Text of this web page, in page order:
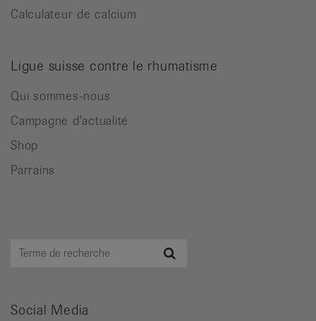
Calculateur de calcium
Ligue suisse contre le rhumatisme
Qui sommes-nous
Campagne d'actualité
Shop
Parrains
Terme
Social Media